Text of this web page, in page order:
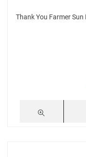
Thank You Farmer Sun